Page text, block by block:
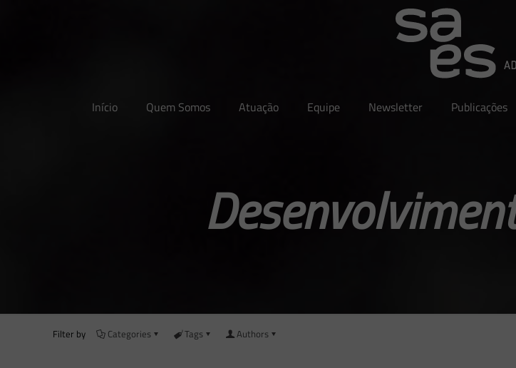
Início Quem Somos Atuação Equipe Newsletter Publicações
Filter by Categories Tags Authors